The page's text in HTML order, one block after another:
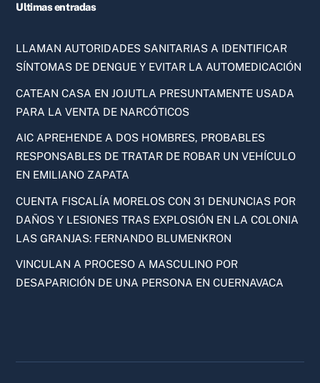
Ultimas entradas
LLAMAN AUTORIDADES SANITARIAS A IDENTIFICAR
SÍNTOMAS DE DENGUE Y EVITAR LA AUTOMEDICACIÓN
CATEAN CASA EN JOJUTLA PRESUNTAMENTE USADA
PARA LA VENTA DE NARCÓTICOS
AIC APREHENDE A DOS HOMBRES, PROBABLES
RESPONSABLES DE TRATAR DE ROBAR UN VEHÍCULO
EN EMILIANO ZAPATA
CUENTA FISCALÍA MORELOS CON 31 DENUNCIAS POR
DAÑOS Y LESIONES TRAS EXPLOSIÓN EN LA COLONIA
LAS GRANJAS: FERNANDO BLUMENKRON
VINCULAN A PROCESO A MASCULINO POR
DESAPARICIÓN DE UNA PERSONA EN CUERNAVACA